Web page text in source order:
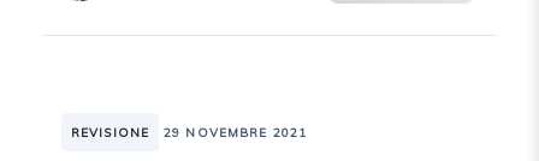
REVISIONE 29 NOVEMBRE 2021